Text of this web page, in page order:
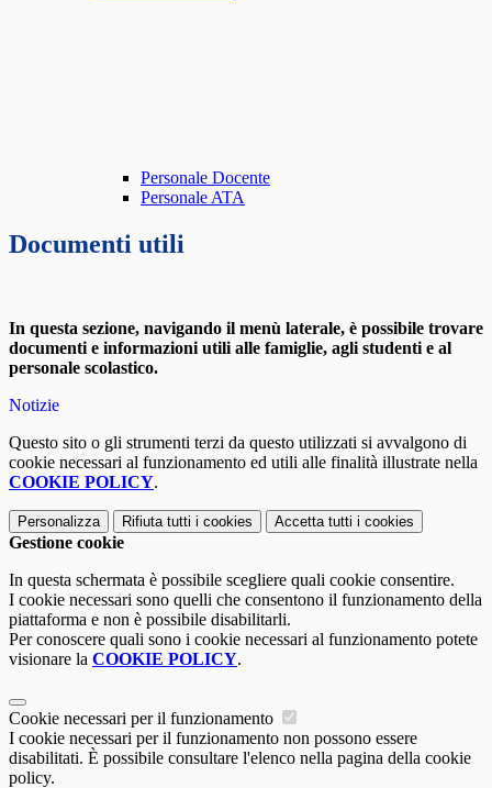
Personale Docente
Personale ATA
Documenti utili
In questa sezione, navigando il menù laterale, è possibile trovare
documenti e informazioni utili alle famiglie, agli studenti e al
personale scolastico.
Notizie
Questo sito o gli strumenti terzi da questo utilizzati si avvalgono di
cookie necessari al funzionamento ed utili alle finalità illustrate nella
COOKIE POLICY.
Personalizza Rifiuta tutti i cookies Accetta tutti i cookies
Gestione cookie
In questa schermata è possibile scegliere quali cookie consentire.
I cookie necessari sono quelli che consentono il funzionamento della
piattaforma e non è possibile disabilitarli.
Per conoscere quali sono i cookie necessari al funzionamento potete
visionare la COOKIE POLICY.
Cookie necessari per il funzionamento
I cookie necessari per il funzionamento non possono essere
disabilitati. È possibile consultare l'elenco nella pagina della cookie
policy.